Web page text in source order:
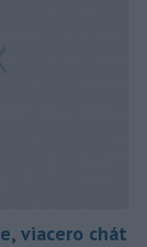
viacero chát